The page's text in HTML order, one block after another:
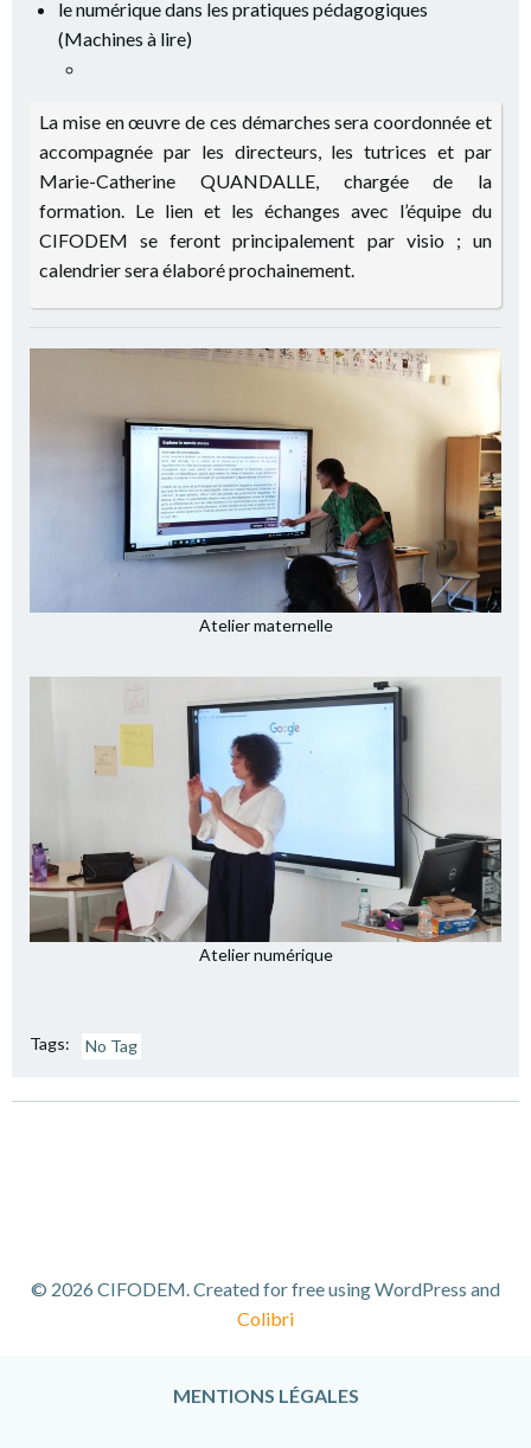
le numérique dans les pratiques pédagogiques
(Machines à lire)
La mise en œuvre de ces démarches sera coordonnée et
accompagnée par les directeurs, les tutrices et par
Marie-Catherine QUANDALLE, chargée de la
formation. Le lien et les échanges avec l’équipe du
CIFODEM se feront principalement par visio ; un
calendrier sera élaboré prochainement.
Atelier maternelle
Atelier numérique
Tags: No Tag
© 2026 CIFODEM. Created for free using WordPress and
Colibri
MENTIONS LÉGALES